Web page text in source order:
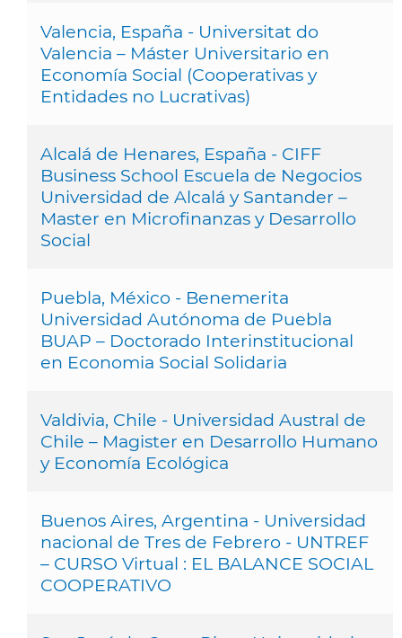
Valencia, España - Universitat do
Valencia – Máster Universitario en
Economía Social (Cooperativas y
Entidades no Lucrativas)
Alcalá de Henares, España - CIFF
Business School Escuela de Negocios
Universidad de Alcalá y Santander –
Master en Microfinanzas y Desarrollo
Social
Puebla, México - Benemerita
Universidad Autónoma de Puebla
BUAP – Doctorado Interinstitucional
en Economia Social Solidaria
Valdivia, Chile - Universidad Austral de
Chile – Magister en Desarrollo Humano
y Economía Ecológica
Buenos Aires, Argentina - Universidad
nacional de Tres de Febrero - UNTREF
– CURSO Virtual : EL BALANCE SOCIAL
COOPERATIVO